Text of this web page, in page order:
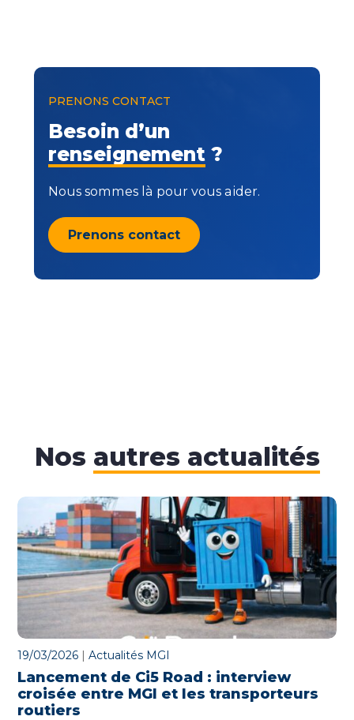
PRENONS CONTACT
Besoin d’un
renseignement?
Nous sommes là pour vous aider.
Prenons contact
Nos autres actualités
Lancement de Ci5 Road : interview
croisée entre MGI et les transporteurs
routiers
19/03/2026 |Actualités MGI